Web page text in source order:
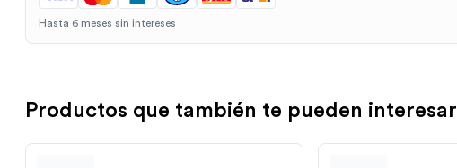
Hasta 6 meses sin intereses
Productos que también te pueden interesar